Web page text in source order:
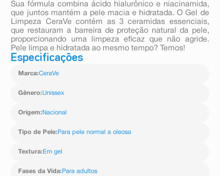
Sua fórmula combina ácido hialurônico e niacinamida,
que juntos mantém a pele macia e hidratada. O Gel de
Limpeza CeraVe contém as 3 ceramidas essenciais,
que restauram a barreira de proteção natural da pele,
proporcionando uma limpeza eficaz que não agride.
Pele limpa e hidratada ao mesmo tempo? Temos!
Especificações
Marca:CeraVe
Gênero:Unissex
Origem: Nacional
Tipo de Pele: Para pele normal a oleosa
Textura: Em gel
Fases da Vida: Para adultos